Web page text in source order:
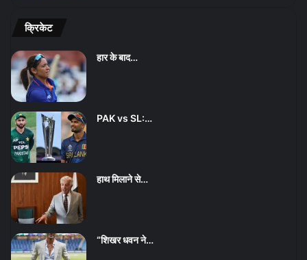
क्रिकेट
हार के बाद…
PAK vs SL:…
हाथ मिलाने से…
“शिखर धवन ने…